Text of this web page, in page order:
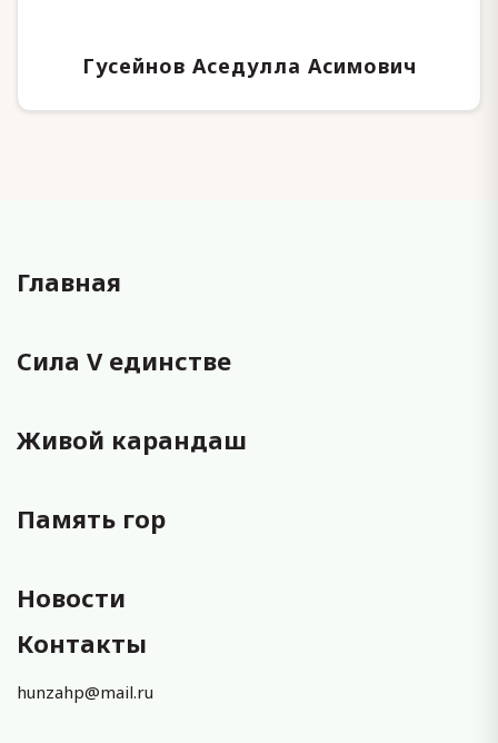
Гусейнов Аседулла Асимович
Главная
Сила V единстве
Живой карандаш
Память гор
Новости
Контакты
hunzahp@mail.ru